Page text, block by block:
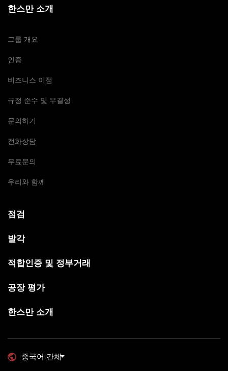
한스만 소개
그룹 개요
인증
비즈니스 이점
규정 준수 및 무결성
문의하기
전화상담
무료문의
우리와 함께
점검
발각
적합인증 및 정부거래
공장 평가
한스만 소개
중국어 간체